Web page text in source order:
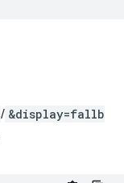
/ &display=fallb